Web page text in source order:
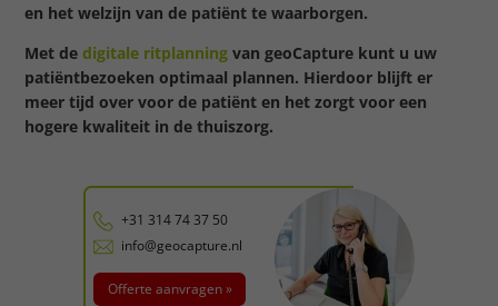
+31 314 74 37 50
info@geocapture.nl
Offerte aanvragen »
en het welzijn van de patiënt te waarborgen.
Met de digitale ritplanningvan geoCapture kunt u uw
patiëntbezoeken optimaal plannen. Hierdoor blijft er
meer tijd over voor de patiënt en het zorgt voor een
hogere kwaliteit in de thuiszorg.